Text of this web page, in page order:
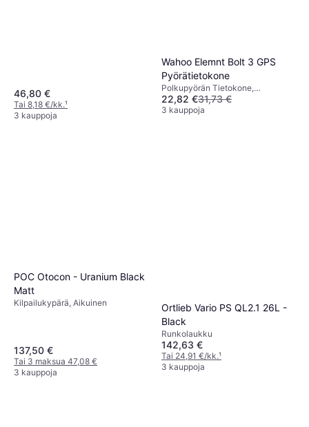
46,80 €
Tai 8,18 €/kk.¹
3 kauppoja
Wahoo Elemnt Bolt 3 GPS
Pyörätietokone
Polkupyörän Tietokone,
Värinäyttö, ANT+
22,82 €31,73 €
3 kauppoja
POC Otocon - Uranium Black
Matt
Kilpailukypärä, Aikuinen
137,50 €
Tai 3 maksua 47,08 €
3 kauppoja
Ortlieb Vario PS QL2.1 26L -
Black
Runkolaukku
142,63 €
Tai 24,91 €/kk.¹
3 kauppoja